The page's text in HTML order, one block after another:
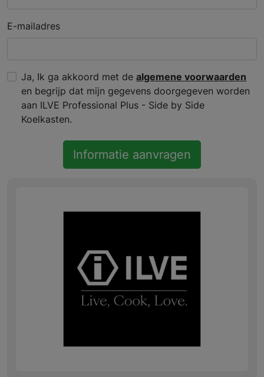
E-mailadres
Ja, Ik ga akkoord met de algemene voorwaarden
en begrijp dat mijn gegevens doorgegeven worden
aan ILVE Professional Plus - Side by Side
Koelkasten.
Informatie aanvragen